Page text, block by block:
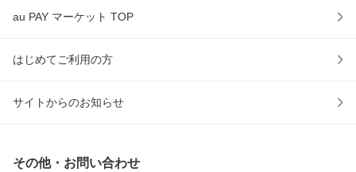
au PAY マーケット TOP
はじめてご利用の方
サイトからのお知らせ
その他・お問い合わせ